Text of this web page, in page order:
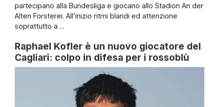
partecipano alla Bundesliga e giocano allo Stadion An der
Alten Forsterei. All’inizio ritmi blandi ed attenzione
soprattutto a ...
Raphael Kofler è un nuovo giocatore del
Cagliari: colpo in difesa per i rossoblù